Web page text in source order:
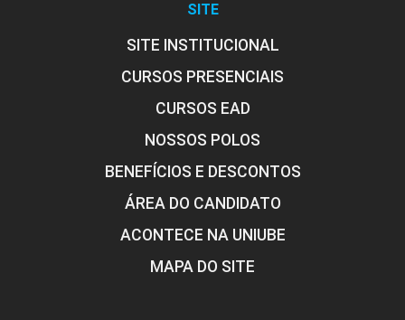
SITE
SITE INSTITUCIONAL
CURSOS PRESENCIAIS
CURSOS EAD
NOSSOS POLOS
BENEFÍCIOS E DESCONTOS
ÁREA DO CANDIDATO
ACONTECE NA UNIUBE
MAPA DO SITE